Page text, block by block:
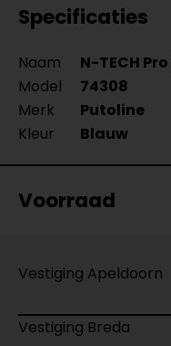
Specificaties
Naam
N-TECH Pro
Model
74308
Merk
Putoline
Kleur
Blauw
Voorraad
Vestiging Apeldoorn
Vestiging Breda